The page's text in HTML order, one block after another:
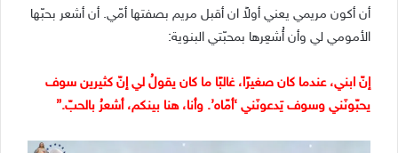
أن أكون مريمي يعني أولاً ان أقبل مريم بصفتها أمّي. أن أشعر بحبّها
الأمومي لي وأن أُشعِرها بمحبّتي البنوية:
إنّ ابني، عندما كان صغيرًا، غالبًا ما كان يقولُ لي إنّ كثيرين سوف
يحبّونَني وسوف يَدعونَني ‘أمّاه’. وأنا، هنا بينكم، أشعرُ بالحبّ.”